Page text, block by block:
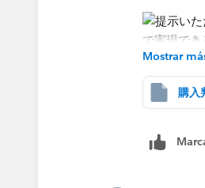
①顧客別の
Mostrar
購入